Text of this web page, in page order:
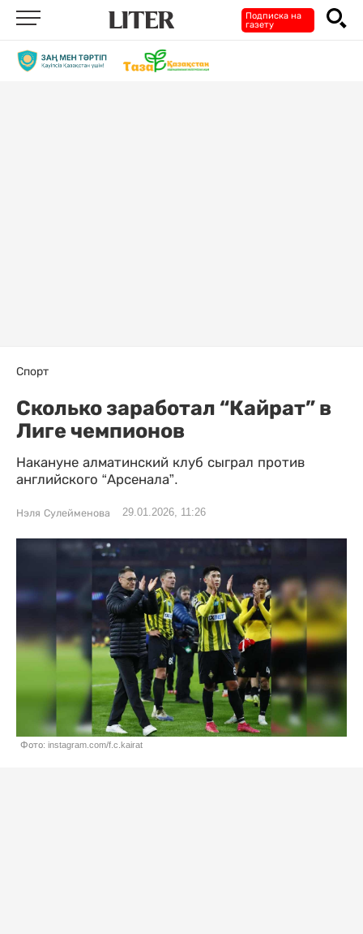
Подписка на
газету
Спорт
Сколько заработал “Кайрат” в
Лиге чемпионов
Накануне алматинский клуб сыграл против
английского “Арсенала”.
Нэля Сулейменова 29.01.2026, 11:26
Фото: instagram.com/f.c.kairat